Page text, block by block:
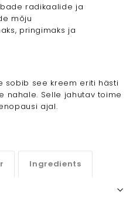
radikaalide ja
mõju
pringimaks ja
sobib see kreem eriti hästi
nahale. Selle jahutav toime
ajal.
Ingredients